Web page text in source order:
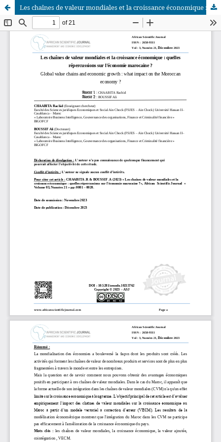
Les chaînes de valeur mondiales et la croissance économique : quelles répercussions sur l'économie marocaine ?
African Scientific Journal (ASJ)
ISSN : 2658-9311
BestGest